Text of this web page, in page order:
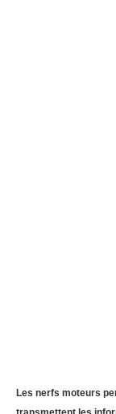
Les nerfs moteurs